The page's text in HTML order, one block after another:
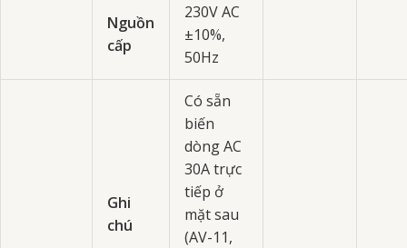
Nguồn
cấp
230V AC
±10%,
50Hz
Ghi
chú
Có sẵn
biến
dòng AC
30A trực
tiếp ở
mặt sau
(AV-11,